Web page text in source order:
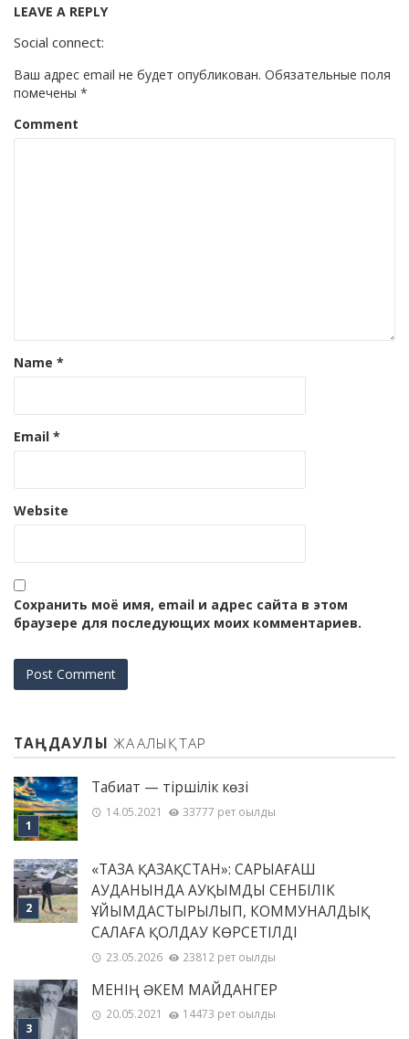
LEAVE A REPLY
Social connect:
Ваш адрес email не будет опубликован. Обязательные поля
помечены *
Comment
Name *
Email *
Website
Сохранить моё имя, email и адрес сайта в этом
браузере для последующих моих комментариев.
ТАҢДАУЛЫ ЖАҢАЛЫҚТАР
Табиғат — тіршілік көзі
14.05.2021 33777 рет оқылды
«ТАЗА ҚАЗАҚСТАН»: САРЫАҒАШ
АУДАНЫНДА АУҚЫМДЫ СЕНБІЛІК
ҰЙЫМДАСТЫРЫЛЫП, КОММУНАЛДЫҚ
САЛАҒА ҚОЛДАУ КӨРСЕТІЛДІ
23.05.2026 23812 рет оқылды
МЕНІҢ ƏКЕМ МАЙДАНГЕР
20.05.2021 14473 рет оқылды